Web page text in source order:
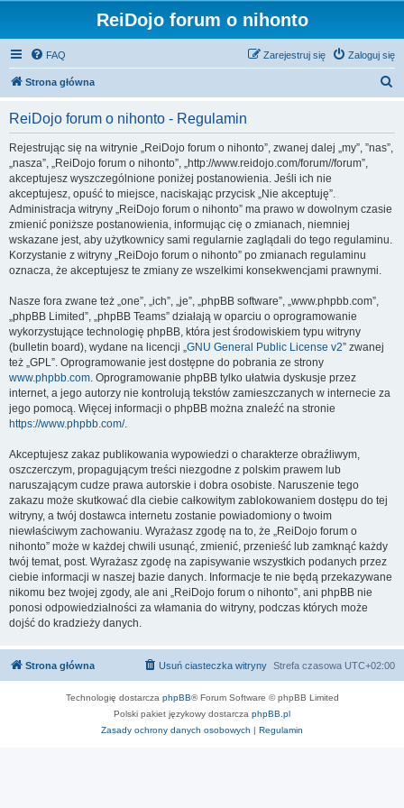
ReiDojo forum o nihonto
FAQ Zaloguj się
Zarejestruj się
Strona główna
ReiDojo forum o nihonto - Regulamin
Rejestrując się na witrynie „ReiDojo forum o nihonto”, zwanej dalej „my”, ”nas”,
„nasza”, „ReiDojo forum o nihonto”, „http://www.reidojo.com/forum//forum”,
akceptujesz wyszczególnione poniżej postanowienia. Jeśli ich nie
akceptujesz, opuść to miejsce, naciskając przycisk „Nie akceptuję”.
Administracja witryny „ReiDojo forum o nihonto” ma prawo w dowolnym czasie
zmienić poniższe postanowienia, informując cię o zmianach, niemniej
wskazane jest, aby użytkownicy sami regularnie zaglądali do tego regulaminu.
Korzystanie z witryny „ReiDojo forum o nihonto” po zmianach regulaminu
oznacza, że akceptujesz te zmiany ze wszelkimi konsekwencjami prawnymi.
Nasze fora zwane też „one”, „ich”, „je”, „phpBB software”, „www.phpbb.com”,
„phpBB Limited”, „phpBB Teams” działają w oparciu o oprogramowanie
wykorzystujące technologię phpBB, która jest środowiskiem typu witryny
(bulletin board), wydane na licencji „GNU General Public License v2” zwanej
też „GPL”. Oprogramowanie jest dostępne do pobrania ze strony
www.phpbb.com. Oprogramowanie phpBB tylko ułatwia dyskusje przez
internet, a jego autorzy nie kontrolują tekstów zamieszczanych w internecie za
jego pomocą. Więcej informacji o phpBB można znaleźć na stronie
https://www.phpbb.com/.
Akceptujesz zakaz publikowania wypowiedzi o charakterze obraźliwym,
oszczerczym, propagującym treści niezgodne z polskim prawem lub
naruszającym cudze prawa autorskie i dobra osobiste. Naruszenie tego
zakazu może skutkować dla ciebie całkowitym zablokowaniem dostępu do tej
witryny, a twój dostawca internetu zostanie powiadomiony o twoim
niewłaściwym zachowaniu. Wyrażasz zgodę na to, że „ReiDojo forum o
nihonto” może w każdej chwili usunąć, zmienić, przenieść lub zamknąć każdy
twój temat, post. Wyrażasz zgodę na zapisywanie wszystkich podanych przez
ciebie informacji w naszej bazie danych. Informacje te nie będą przekazywane
nikomu bez twojej zgody, ale ani „ReiDojo forum o nihonto”, ani phpBB nie
ponosi odpowiedzialności za włamania do witryny, podczas których może
dojść do kradzieży danych.
Strona główna Strefa czasowa UTC+02:00
Usuń ciasteczka witryny
Technologię dostarcza phpBB® Forum Software © phpBB Limited
Polski pakiet językowy dostarcza phpBB.pl
Zasady ochrony danych osobowych | Regulamin